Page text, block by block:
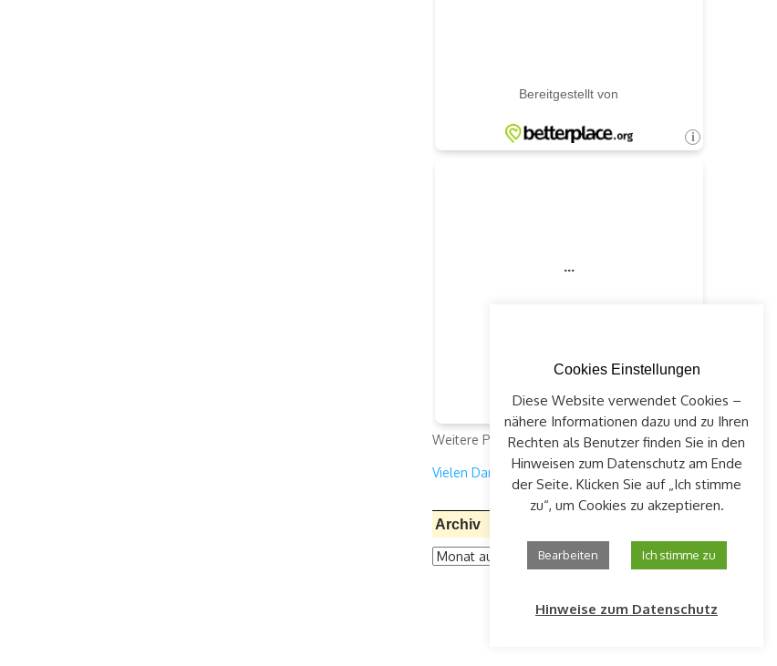
Weitere Projekte:klick auf "Spenden"
Vielen Dank für Ihre Unterstützung!
Archiv
Archiv
Cookies Einstellungen
Diese Website verwendet Cookies –
nähere Informationen dazu und zu Ihren
Rechten als Benutzer finden Sie in den
Hinweisen zum Datenschutz am Ende
der Seite. Klicken Sie auf „Ich stimme
zu“, um Cookies zu akzeptieren.
Bearbeiten Ich stimme zu
Hinweise zum Datenschutz